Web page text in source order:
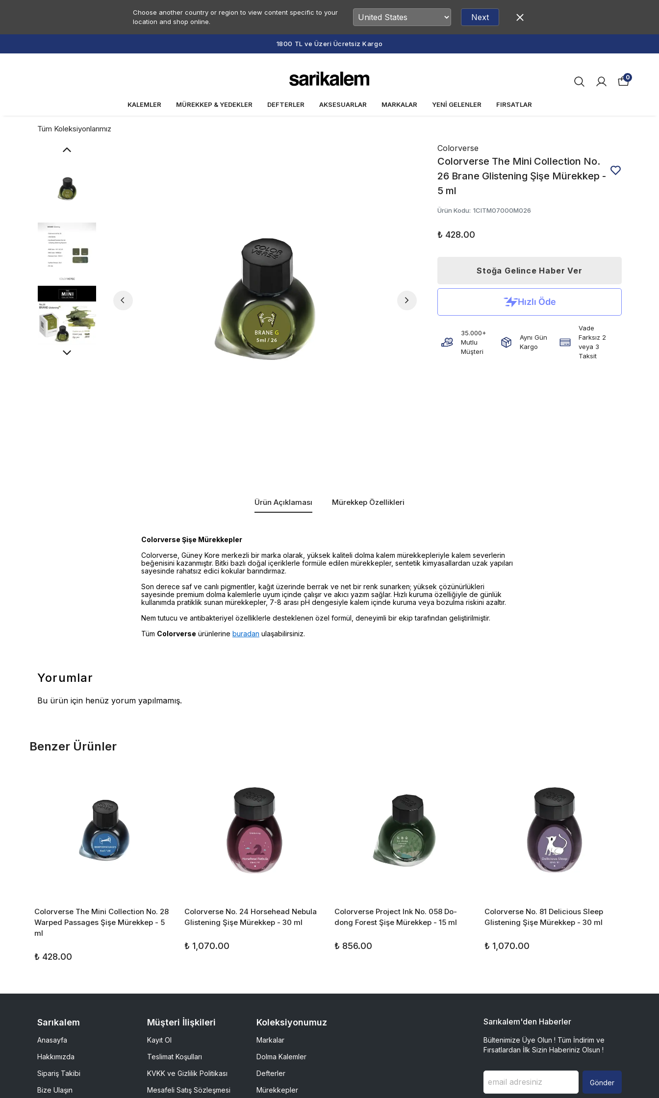
Choose another country or region to view content specific to your
location and shop online.
Next
1800 TL ve Üzeri Ücretsiz Kargo
KALEMLER MÜREKKEP & YEDEKLER DEFTERLER AKSESUARLAR MARKALAR YENİ GELENLER FIRSATLAR
0
Tüm Koleksiyonlarımız
Colorverse
Colorverse The Mini Collection No.
26 Brane Glistening Şişe Mürekkep -
5 ml
Ürün Kodu: 1CITM07000M026
₺ 428.00
Stoğa Gelince Haber Ver
35.000+
Mutlu
Müşteri
Aynı Gün
Kargo
Vade
Farksız 2
veya 3
Taksit
Ürün Açıklaması Mürekkep Özellikleri
Colorverse Şişe Mürekkepler
Colorverse, Güney Kore merkezli bir marka olarak, yüksek kaliteli dolma kalem mürekkepleriyle kalem severlerin
beğenisini kazanmıştır. Bitki bazlı doğal içeriklerle formüle edilen mürekkepler, sentetik kimyasallardan uzak yapıları
sayesinde rahatsız edici kokular barındırmaz.
Son derece saf ve canlı pigmentler, kağıt üzerinde berrak ve net bir renk sunarken; yüksek çözünürlükleri
sayesinde premium dolma kalemlerle uyum içinde çalışır ve akıcı yazım sağlar. Hızlı kuruma özelliğiyle de günlük
kullanımda pratiklik sunan mürekkepler, 7-8 arası pH dengesiyle kalem içinde kuruma veya bozulma riskini azaltır.
Nem tutucu ve antibakteriyel özelliklerle desteklenen özel formül, deneyimli bir ekip tarafından geliştirilmiştir.
Tüm Colorverse ürünlerine buradan ulaşabilirsiniz.
Yorumlar
Bu ürün için henüz yorum yapılmamış.
Benzer Ürünler
Colorverse The Mini Collection No. 28
Warped Passages Şişe Mürekkep - 5
ml
₺ 428.00
Colorverse No. 24 Horsehead Nebula
Glistening Şişe Mürekkep - 30 ml
₺ 1,070.00
Colorverse Project Ink No. 058 Do-
dong Forest Şişe Mürekkep - 15 ml
₺ 856.00
Colorverse No. 81 Delicious Sleep
Glistening Şişe Mürekkep - 30 ml
₺ 1,070.00
Sarıkalem
Anasayfa
Hakkımızda
Sipariş Takibi
Bize Ulaşın
Müşteri İlişkileri
Kayıt Ol
Teslimat Koşulları
KVKK ve Gizlilik Politikası
Mesafeli Satış Sözleşmesi
Koleksiyonumuz
Markalar
Dolma Kalemler
Defterler
Mürekkepler
Sarıkalem'den Haberler
Bültenimize Üye Olun ! Tüm İndirim ve
Fırsatlardan İlk Sizin Haberiniz Olsun !
Gönder